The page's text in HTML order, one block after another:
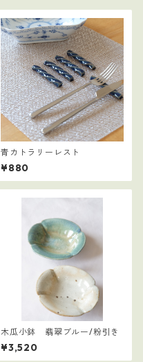
青カトラリーレスト
¥880
木瓜小鉢 翡翠ブルー/粉引き
¥3,520